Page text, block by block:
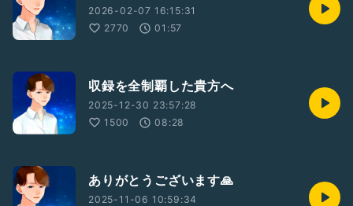
2026-02-07 16:15:31
2770
01:57
収録を全制覇した貴方へ
2025-12-30 23:57:28
1500
08:28
ありがとうございます🙏
2025-11-06 10:59:34